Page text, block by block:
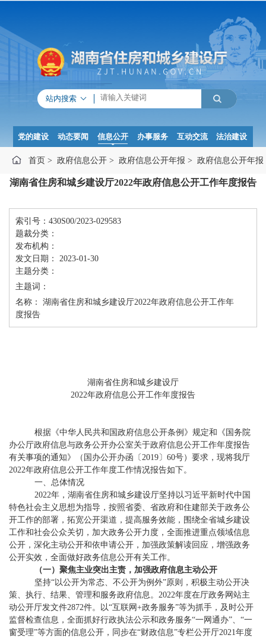
站内搜索
党的建设 动态要闻 信息公开 办事服务 互动交流 法治建设
首页 > 政府信息公开 > 政府信息公开年报 > 政府信息公开年报
湖南省住房和城乡建设厅2022年政府信息公开工作年度报告
索引号：430S00/2023-029583
题裁分类：
发布机构：
发文日期： 2023-01-30
主题分类：
主题词：
名称： 湖南省住房和城乡建设厅2022年政府信息公开工作年
度报告
湖南省住房和城乡建设厅
2022年政府信息公开工作年度报告
根据《中华人民共和国政府信息公开条例》规定和《国务院
办公厅政府信息与政务公开办公室关于政府信息公开工作年度报告
有关事项的通知》（国办公开办函〔 2019〕60号）要求，现将我厅
2022年政府信息公开工作年度工作情况报告如下。
一、总体情况
2022年，湖南省住房和城乡建设厅坚持以习近平新时代中国
特色社会主义思想为指导，按照省委、省政府和住建部关于政务公
开工作的部署，拓宽公开渠道，提高服务效能，围绕全省城乡建设
工作和社会公众关切，加大政务公开力度，全面推进重点领域信息
公开，深化主动公开和依申请公开，加强政策解读回应，增强政务
公开实效，全面做好政务信息公开有关工作。
（一）聚焦主业突出主责，加强政府信息主动公开
坚持“以公开为常态、不公开为例外”原则，积极主动公开决
策、执行、结果、管理和服务政府信息。 2022年度在厅政务网站主
动公开厅发文件2872件。 以“互联网+政务服务”等为抓手，及时公开
监督检查信息，全面抓好行政执法公示和政务服务“一网通办”、“一
窗受理”等方面的信息公开，同步在“财政信息”专栏公开厅2021年度